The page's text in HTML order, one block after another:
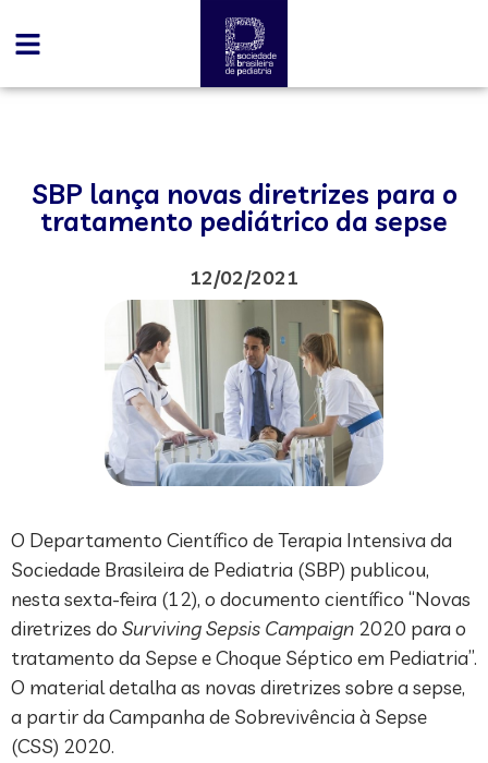
SBP lança novas diretrizes para o
tratamento pediátrico da sepse
12/02/2021
O Departamento Científico de Terapia Intensiva da
Sociedade Brasileira de Pediatria (SBP) publicou,
nesta sexta-feira (12), o documento científico “Novas
diretrizes do Surviving Sepsis Campaign 2020 para o
tratamento da Sepse e Choque Séptico em Pediatria”.
O material detalha as novas diretrizes sobre a sepse,
a partir da Campanha de Sobrevivência à Sepse
(CSS) 2020.